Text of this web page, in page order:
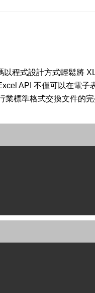
程式設計方式輕鬆將
API 不僅可以在電
標準格式交換文件的